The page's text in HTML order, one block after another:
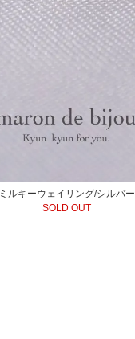
ミルキーウェイリング/シルバー
SOLD OUT